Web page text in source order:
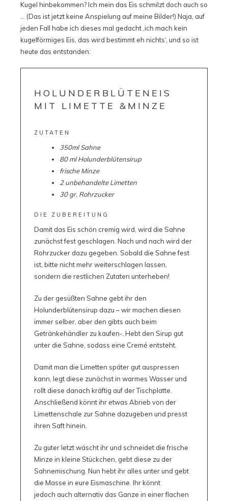
Kugel hinbekommen? Ich mein das Eis schmilzt doch auch so
… (Das ist jetzt keine Anspielung auf meine Bilder!) Naja, auf
jeden Fall habe ich dieses mal gedacht ‚ich mach kein
kugelförmiges Eis, das wird bestimmt eh nichts‘, und so ist
heute das entstanden:
HOLUNDERBLÜTENEIS
MIT LIMETTE &MINZE
ZUTATEN
350ml Sahne
80 ml Holunderblütensirup
frische Minze
2 unbehandelte Limetten
30 gr. Rohrzucker
DIE ZUBEREITUNG
Damit das Eis schön cremig wird, wird die Sahne
zunächst fest geschlagen. Nach und nach wird der
Rohrzucker dazu gegeben. Sobald die Sahne fest
ist, bitte nicht mehr weiterschlagen lassen,
sondern die restlichen Zutaten unterheben!
Zu der gesüßten Sahne gebt ihr den
Holunderblütensirup dazu – wir machen diesen
immer selber, aber den gibts auch beim
Getränkehändler zu kaufen-. Hebt den Sirup gut
unter die Sahne, sodass eine Cremé entsteht.
Damit man die Limetten später gut auspressen
kann, legt diese zunächst in warmes Wasser und
rollt diese danach kräftig auf der Tischplatte.
Anschließend könnt ihr etwas Abrieb von der
Limettenschale zur Sahne dazugeben und presst
ihren Saft hinein.
Zu guter letzt wäscht ihr und schneidet die frische
Minze in kleine Stückchen, gebt diese zu der
Sahnemischung. Nun hebt ihr alles unter und gebt
die Masse in eure Eismaschine. Ihr könnt
jedoch auch alternativ das Ganze in einer flachen